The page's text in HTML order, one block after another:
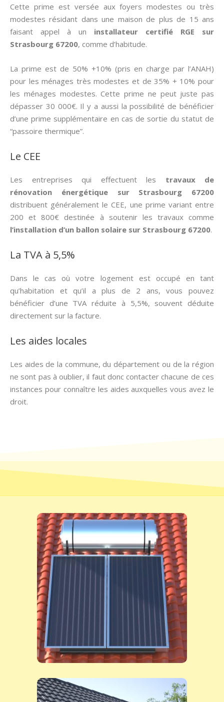
Cette prime est versée aux foyers modestes ou très
modestes résidant dans une maison de plus de 15 ans
faisant appel à un installateur certifié RGE sur
Strasbourg 67200, comme d’habitude.
La prime est de 50% +10% (pris en charge par l’ANAH)
pour les ménages très modestes et de 35% + 10% pour
les ménages modestes. Cette prime ne peut juste pas
dépasser 30 000€. Il y a aussi la possibilité de bénéficier
d’une prime supplémentaire en cas de sortie du statut de
“passoire thermique”.
Le CEE
Les entreprises qui effectuent les travaux de
rénovation énergétique sur Strasbourg 67200
distribuent généralement le CEE, une prime variant entre
200 et 800€ destinée à soutenir les travaux comme
l’installation d’un ballon solaire sur Strasbourg 67200.
La TVA à 5,5%
Dans le cas où votre logement est occupé en tant
qu’habitation et qu’il a plus de 2 ans, vous pouvez
bénéficier d’une TVA réduite à 5,5%, souvent déduite
directement sur la facture.
Les aides locales
Les aides de la commune, du département ou de la région
ne sont pas à oublier, il faut donc contacter chacune de ces
instances pour connaître les aides auxquelles vous avez le
droit.